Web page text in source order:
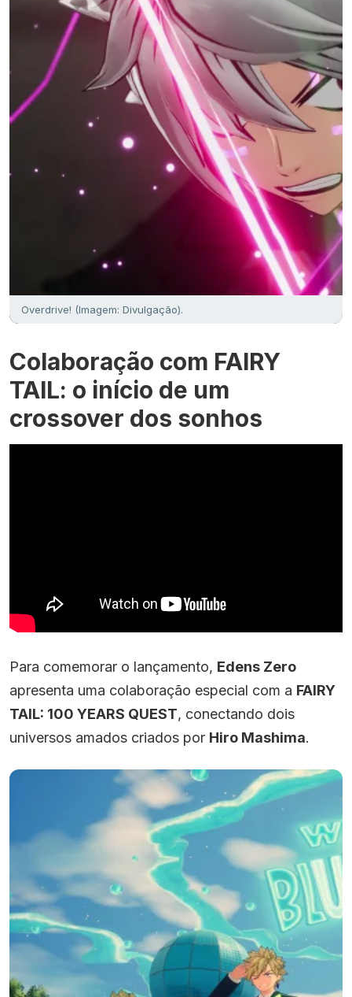
Overdrive! (Imagem: Divulgação).
Colaboração com FAIRY
TAIL: o início de um
crossover dos sonhos
Para comemorar o lançamento, Edens Zero
apresenta uma colaboração especial com a FAIRY
TAIL: 100 YEARS QUEST, conectando dois
universos amados criados por Hiro Mashima.